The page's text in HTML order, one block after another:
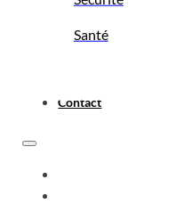
Santé
Contact